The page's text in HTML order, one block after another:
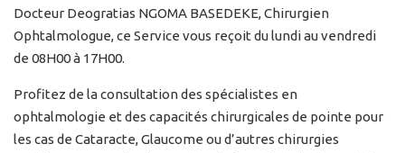
Docteur Deogratias NGOMA BASEDEKE, Chirurgien
Ophtalmologue, ce Service vous reçoit du lundi au vendredi
de 08H00 à 17H00.
Profitez de la consultation des spécialistes en
ophtalmologie et des capacités chirurgicales de pointe pour
les cas de Cataracte, Glaucome ou d’autres chirurgies